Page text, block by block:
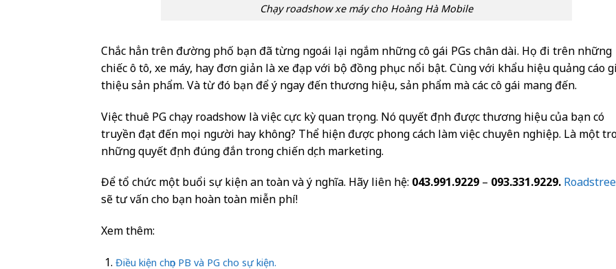
Chạy roadshow xe máy cho Hoàng Hà Mobile
Chắc hẳn trên đường phố bạn đã từng ngoái lại ngắm những cô gái PGs chân dài. Họ đi trên những
chiếc ô tô, xe máy, hay đơn giản là xe đạp với bộ đồng phục nổi bật. Cùng với khẩu hiệu quảng cáo
thiệu sản phẩm. Và từ đó bạn để ý ngay đến thương hiệu, sản phẩm mà các cô gái mang đến.
Việc thuê PG chạy roadshow là việc cực kỳ quan trọng. Nó quyết định được thương hiệu của bạn có
truyền đạt đến mọi người hay không? Thể hiện được phong cách làm việc chuyên nghiệp. Là một
những quyết định đúng đắn trong chiến dịch marketing.
Để tổ chức một buổi sự kiện an toàn và ý nghĩa. Hãy liên hệ: 043.991.9229 – 093.331.9229.
sẽ tư vấn cho bạn hoàn toàn miễn phí!
Xem thêm:
Điều kiện chọn PB và PG cho sự kiện.